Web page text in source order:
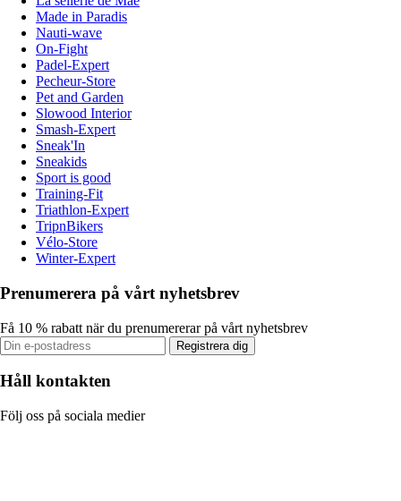
Made in Paradis
Nauti-wave
On-Fight
Padel-Expert
Pecheur-Store
Pet and Garden
Slowood Interior
Smash-Expert
Sneak'In
Sneakids
Sport is good
Training-Fit
Triathlon-Expert
TripnBikers
Vélo-Store
Winter-Expert
Prenumerera på vårt nyhetsbrev
Få 10 % rabatt när du prenumererar på vårt nyhetsbrev
Registrera dig
Håll kontakten
Följ oss på sociala medier